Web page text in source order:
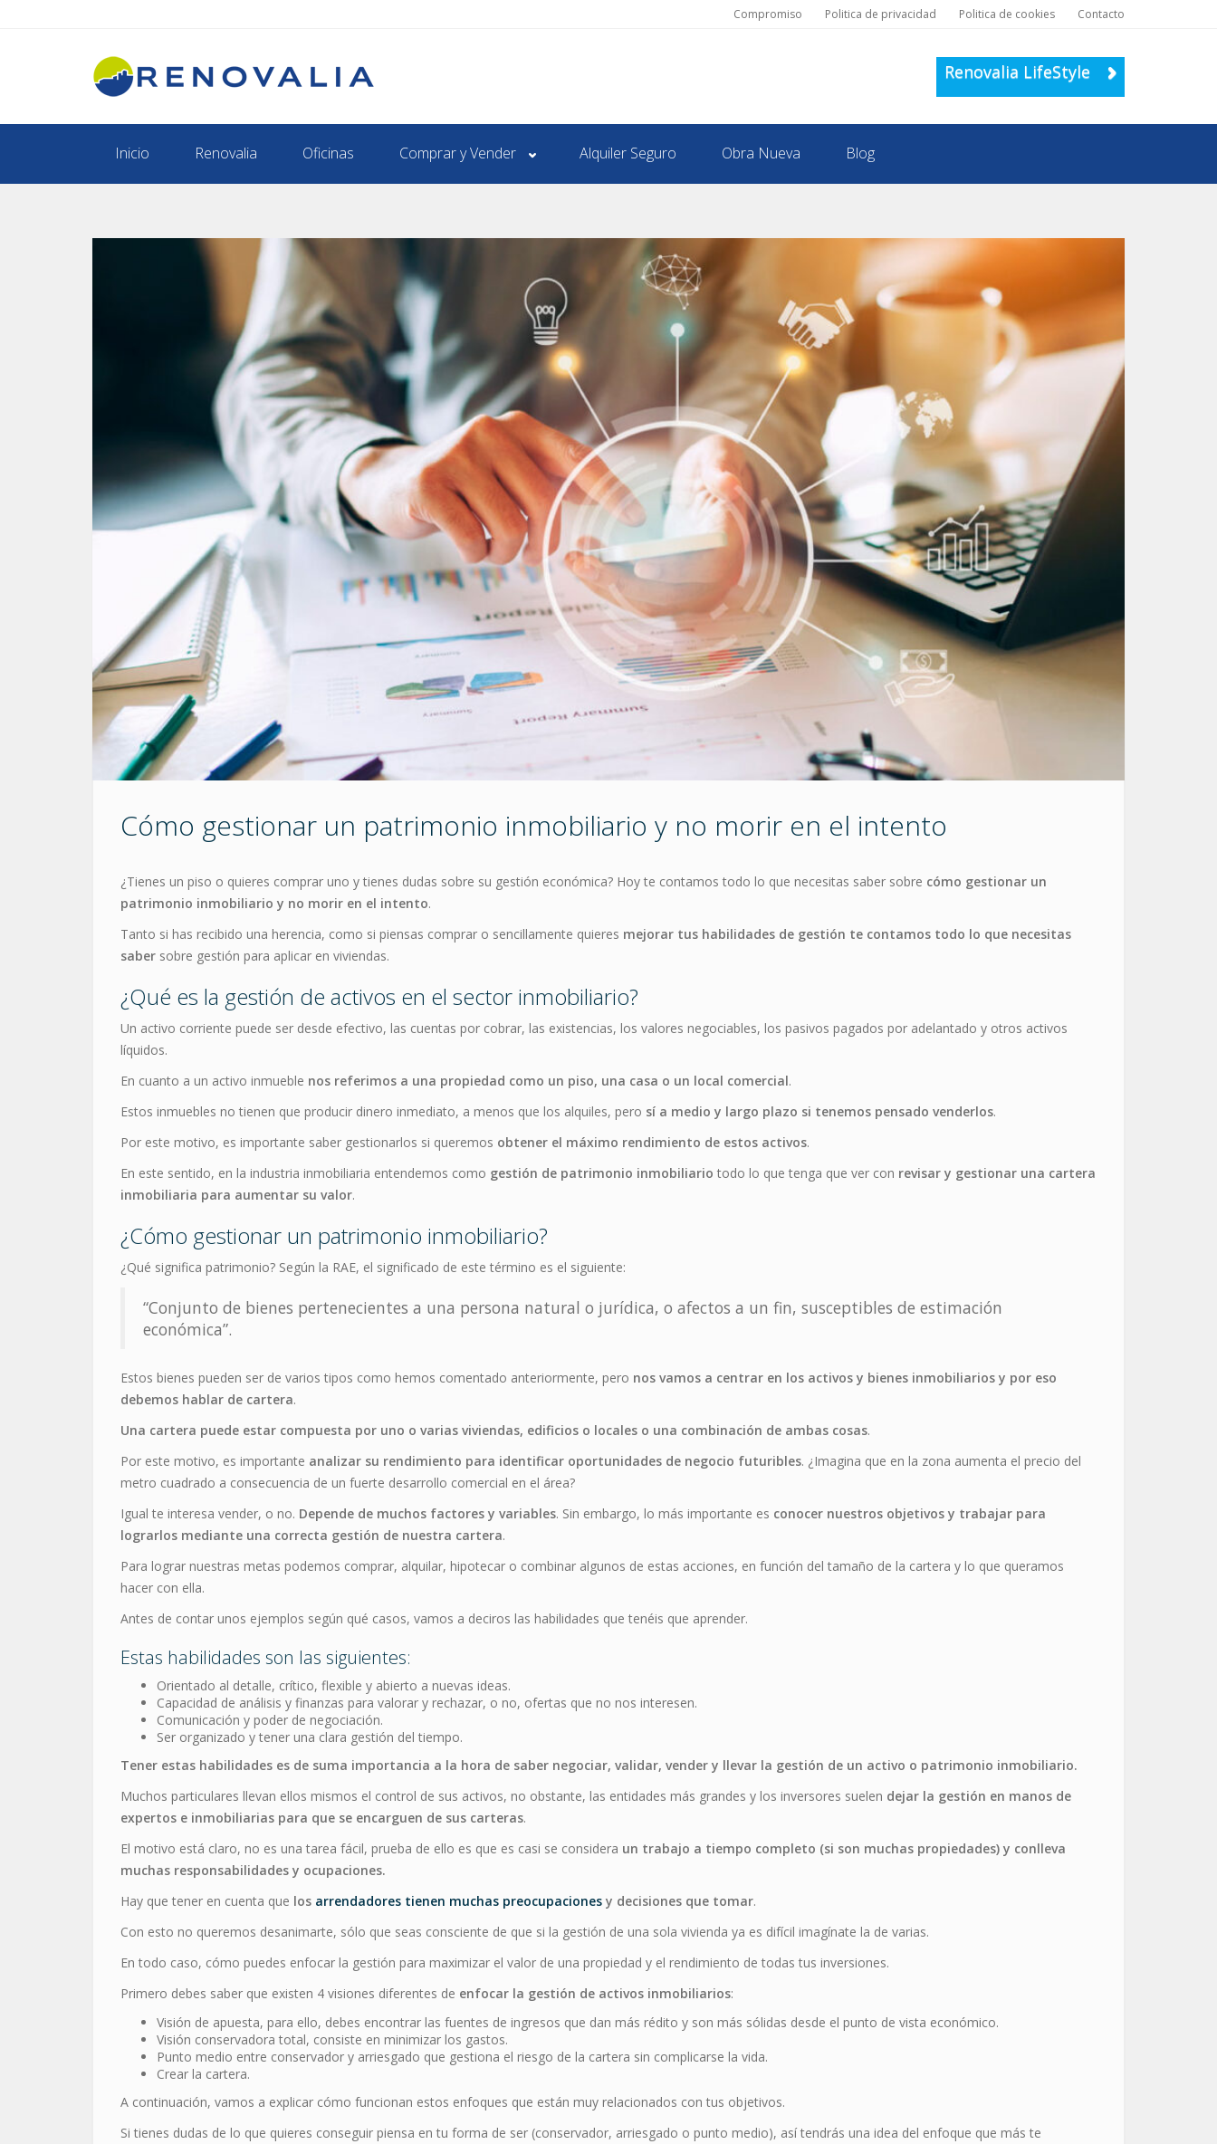
Compromiso Politica de privacidad Politica de cookies Contacto
Renovalia LifeStyle
Inicio Renovalia Oficinas Comprar y Vender Alquiler Seguro Obra Nueva Blog
Cómo gestionar un patrimonio inmobiliario y no morir en el intento
¿Tienes un piso o quieres comprar uno y tienes dudas sobre su gestión económica? Hoy te contamos todo lo que necesitas saber sobre cómo gestionar un
patrimonio inmobiliario y no morir en el intento.
Tanto si has recibido una herencia, como si piensas comprar o sencillamente quieres mejorar tus habilidades de gestión te contamos todo lo que necesitas
saber sobre gestión para aplicar en viviendas.
¿Qué es la gestión de activos en el sector inmobiliario?
Un activo corriente puede ser desde efectivo, las cuentas por cobrar, las existencias, los valores negociables, los pasivos pagados por adelantado y otros activos
líquidos.
En cuanto a un activo inmueble nos referimos a una propiedad como un piso, una casa o un local comercial.
Estos inmuebles no tienen que producir dinero inmediato, a menos que los alquiles, pero sí a medio y largo plazo si tenemos pensado venderlos.
Por este motivo, es importante saber gestionarlos si queremos obtener el máximo rendimiento de estos activos.
En este sentido, en la industria inmobiliaria entendemos como gestión de patrimonio inmobiliario todo lo que tenga que ver con revisar y gestionar una cartera
inmobiliaria para aumentar su valor.
¿Cómo gestionar un patrimonio inmobiliario?
¿Qué significa patrimonio? Según la RAE, el significado de este término es el siguiente:
“Conjunto de bienes pertenecientes a una persona natural o jurídica, o afectos a un fin, susceptibles de estimación
económica”.
Estos bienes pueden ser de varios tipos como hemos comentado anteriormente, pero nos vamos a centrar en los activos y bienes inmobiliarios y por eso
debemos hablar de cartera.
Una cartera puede estar compuesta por uno o varias viviendas, edificios o locales o una combinación de ambas cosas.
Por este motivo, es importante analizar su rendimiento para identificar oportunidades de negocio futuribles. ¿Imagina que en la zona aumenta el precio del
metro cuadrado a consecuencia de un fuerte desarrollo comercial en el área?
Igual te interesa vender, o no. Depende de muchos factores y variables. Sin embargo, lo más importante es conocer nuestros objetivos y trabajar para
lograrlos mediante una correcta gestión de nuestra cartera.
Para lograr nuestras metas podemos comprar, alquilar, hipotecar o combinar algunos de estas acciones, en función del tamaño de la cartera y lo que queramos
hacer con ella.
Antes de contar unos ejemplos según qué casos, vamos a deciros las habilidades que tenéis que aprender.
Estas habilidades son las siguientes:
Orientado al detalle, crítico, flexible y abierto a nuevas ideas.
Capacidad de análisis y finanzas para valorar y rechazar, o no, ofertas que no nos interesen.
Comunicación y poder de negociación.
Ser organizado y tener una clara gestión del tiempo.
Tener estas habilidades es de suma importancia a la hora de saber negociar, validar, vender y llevar la gestión de un activo o patrimonio inmobiliario.
Muchos particulares llevan ellos mismos el control de sus activos, no obstante, las entidades más grandes y los inversores suelen dejar la gestión en manos de
expertos e inmobiliarias para que se encarguen de sus carteras.
El motivo está claro, no es una tarea fácil, prueba de ello es que es casi se considera un trabajo a tiempo completo (si son muchas propiedades) y conlleva
muchas responsabilidades y ocupaciones.
Hay que tener en cuenta que los arrendadores tienen muchas preocupaciones y decisiones que tomar.
Con esto no queremos desanimarte, sólo que seas consciente de que si la gestión de una sola vivienda ya es difícil imagínate la de varias.
En todo caso, cómo puedes enfocar la gestión para maximizar el valor de una propiedad y el rendimiento de todas tus inversiones.
Primero debes saber que existen 4 visiones diferentes de enfocar la gestión de activos inmobiliarios:
Visión de apuesta, para ello, debes encontrar las fuentes de ingresos que dan más rédito y son más sólidas desde el punto de vista económico.
Visión conservadora total, consiste en minimizar los gastos.
Punto medio entre conservador y arriesgado que gestiona el riesgo de la cartera sin complicarse la vida.
Crear la cartera.
A continuación, vamos a explicar cómo funcionan estos enfoques que están muy relacionados con tus objetivos.
Si tienes dudas de lo que quieres conseguir piensa en tu forma de ser (conservador, arriesgado o punto medio), así tendrás una idea del enfoque que más te